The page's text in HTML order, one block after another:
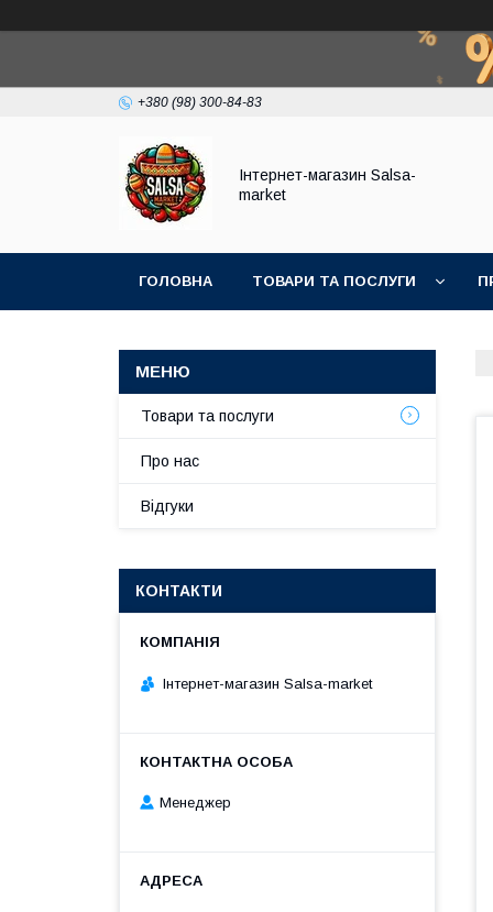
+380 (98) 300-84-83
Інтернет-магазин Salsa-
market
ГОЛОВНА ТОВАРИ ТА ПОСЛУГИ
Товари та послуги
Про нас
Відгуки
КОНТАКТИ
Інтернет-магазин Salsa-market
Менеджер